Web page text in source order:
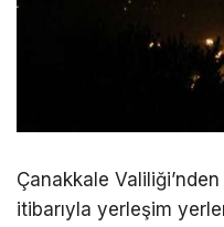
Çanakkale
itibarıyla yerleşim